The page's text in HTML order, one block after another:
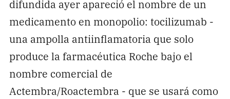
difundida ayer apareció el nombre de un
medicamento en monopolio: tocilizumab -
una ampolla antiinflamatoria que solo
produce la farmacéutica Roche bajo el
nombre comercial de
Actembra/Roactembra - que se usará como